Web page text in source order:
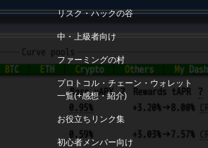
リスク・ハックの谷
中・上級者向け
ファーミングの村
プロトコル・チェーン・ウォレット
一覧(+感想・紹介)
お役立ちリンク集
初心者メンバー向け